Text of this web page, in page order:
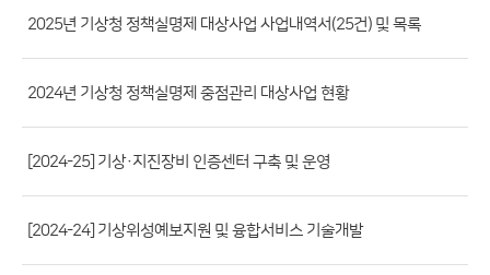
게
시
판
목
(번
호,
등
부
서,
2025년 기상청 정책실명제 대상사업 사업내역서(25건) 및 목록
2024년 기상청 정책실명제 중점관리 대상사업 현황
[2024-25] 기상·지진장비 인증센터 구축 및 운영
[2024-24] 기상위성예보지원 및 융합서비스 기술개발